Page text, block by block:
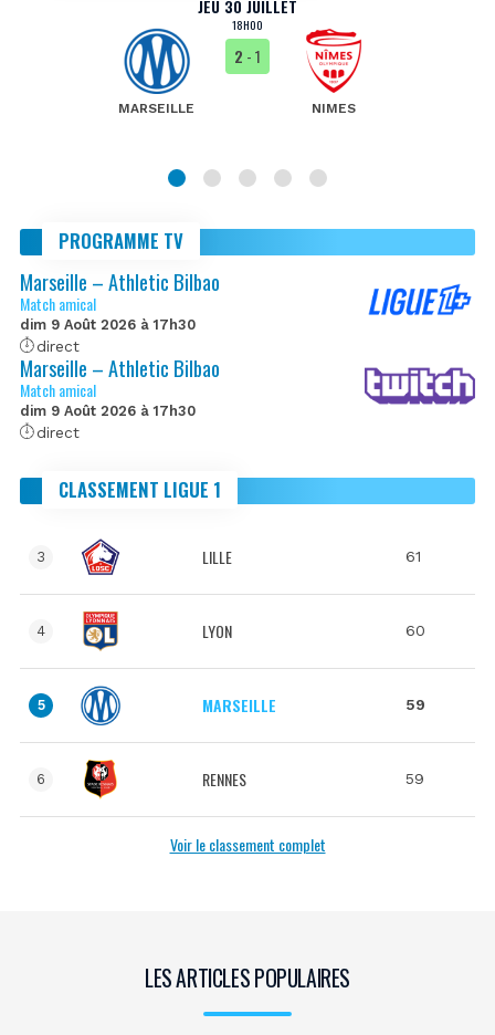
JEU 30 JUILLET
18H00
MARSEILLE
2 - 1
NIMES
PROGRAMME TV
Marseille – Athletic Bilbao
Match amical
dim 9 Août 2026 à 17h30
direct
Marseille – Athletic Bilbao
Match amical
dim 9 Août 2026 à 17h30
direct
CLASSEMENT LIGUE 1
3 LILLE 61
4 LYON 60
5 MARSEILLE 59
6 RENNES 59
Voir le classement complet
LES ARTICLES POPULAIRES